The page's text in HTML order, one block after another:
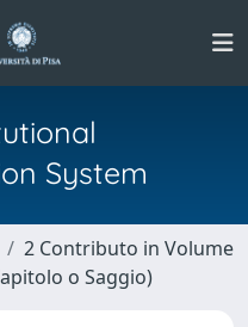
System
2 Contributo in Volume
o Saggio)